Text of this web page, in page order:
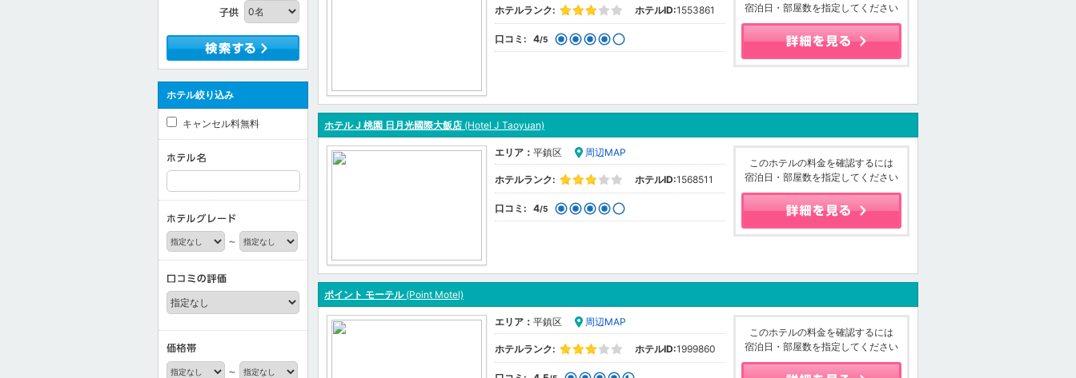
ホテルランク: ホテルID:1553861
口コミ: 4/5
宿泊日・部屋数を指定してください
ホテル J 桃園 日月光國際大飯店 (Hotel J Taoyuan)
エリア： 平鎮区 周辺MAP
ホテルランク: ホテルID:1568511
口コミ: 4/5
このホテルの料金を確認するには
宿泊日・部屋数を指定してください
ポイント モーテル(Point Motel)
エリア： 平鎮区 周辺MAP
ホテルランク: ホテルID:1999860
このホテルの料金を確認するには
宿泊日・部屋数を指定してください
ホテル絞り込み
キャンセル料無料
～
～